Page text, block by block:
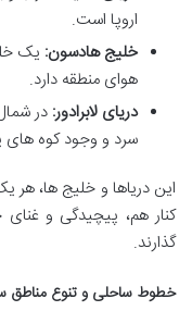
اروپا است.
خلیج هادسون: یک
هوای منطقه دارد.
دریای لابرادور: در
سرد و وجود کوه
این دریاها و خلیج ها،
کنار هم، پیچیدگی و
گذارند.
خطوط ساحلی و تنوع مناطق